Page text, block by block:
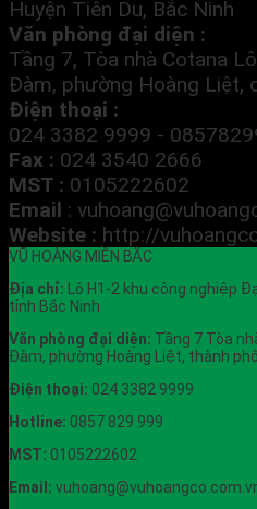
Huyện Tiên Du, Bắc Ninh
Văn phòng đại diện :
Tầng 7, Tòa nhà Cotana
Đàm, phường Hoàng Liệt,
Điện thoại :
024 3382 9999 -
Fax : 024 3540 2666
MST : 0105222602
Email :
Website : http://
VŨ HOÀNG MIỀN BẮC
Địa chỉ: Lô H1-2 khu công nghiệp
tỉnh Bắc Ninh
Văn phòng đại diện: Tầng 7 Tòa
Đàm, phường Hoàng Liệt, thành
Điện thoại: 024 3382 9999
Hotline: 0857 829 999
MST: 0105222602
Email: